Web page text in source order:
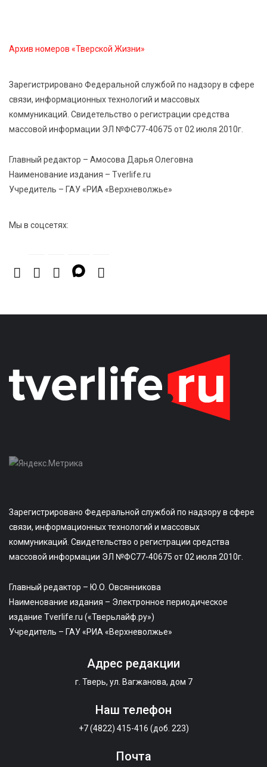
«Большой перемены»
5 Авг 2026 13:02 415
Рекорд года: в июле в России продали 122,1 тыс.
новых легковых авто
Первый в регионе: Вышневолоцкий драматический
театр стартует с яркой премьеры
Архив номеров «Тверской Жизни»
Зарегистрировано Федеральной службой по надзору в сфере
связи, информационных технологий и массовых
коммуникаций. Свидетельство о регистрации средства
массовой информации ЭЛ №ФС77-40675 от 02 июля 2010г.
Главный редактор – Амосова Дарья Олеговна
Наименование издания – Tverlife.ru
Учредитель – ГАУ «РИА «Верхневолжье»
Мы в соцсетях:
Зарегистрировано Федеральной службой по надзору в сфере
связи, информационных технологий и массовых
коммуникаций. Свидетельство о регистрации средства
массовой информации ЭЛ №ФС77-40675 от 02 июля 2010г.
Главный редактор – Ю.О. Овсянникова
Наименование издания – Электронное периодическое
издание Tverlife.ru («Тверьлайф.ру»)
Учредитель – ГАУ «РИА «Верхневолжье»
Адрес редакции
г. Тверь, ул. Вагжанова, дом 7
Наш телефон
+7 (4822) 415-416 (доб. 223)
Почта